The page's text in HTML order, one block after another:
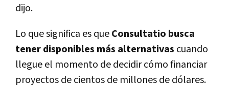
dijo.
Lo que significa es queConsultatio busca
tener disponibles más alternativas cuando
llegue el momento de decidir cómo financiar
proyectos de cientos de millones de dólares.